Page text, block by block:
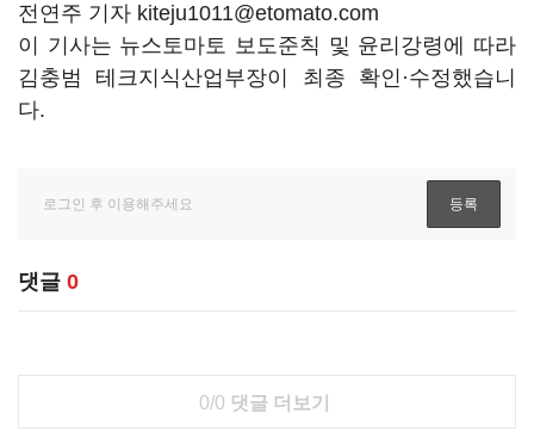
전연주 기자 kiteju1011@etomato.com
이 기사는 뉴스토마토 보도준칙 및 윤리강령에 따라
김충범 테크지식산업부장이 최종 확인·수정했습니
다.
댓글 0
0/0 댓글 더보기